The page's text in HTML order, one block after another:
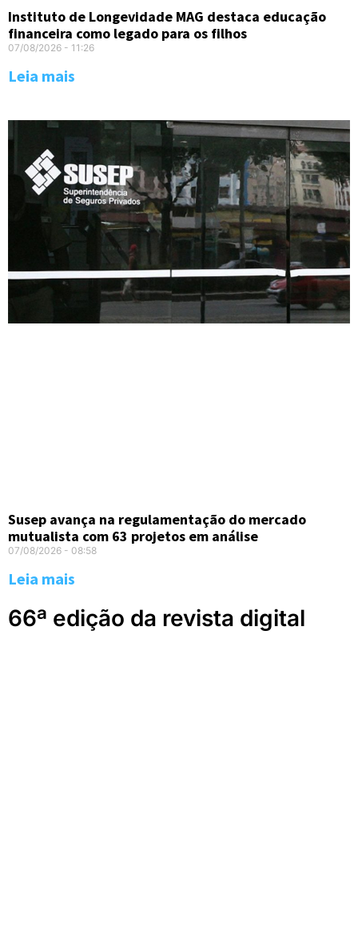
Instituto de Longevidade MAG destaca educação
financeira como legado para os filhos
07/08/2026 11:26
Leia mais
Susep avança na regulamentação do mercado
mutualista com 63 projetos em análise
07/08/2026 08:58
Leia mais
66ª edição da revista digital